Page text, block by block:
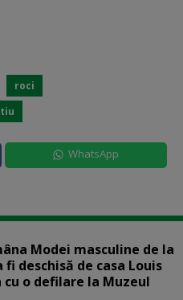
roci
WhatsApp
Modei masculine de la
fi deschisă de casa Louis
o defilare la Muzeul